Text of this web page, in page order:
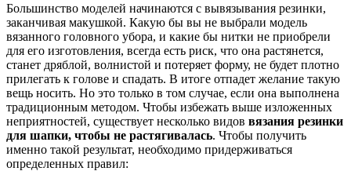
Большинство моделей начинаются с вывязывания резинки,
заканчивая макушкой. Какую бы вы не выбрали модель
вязанного головного убора, и какие бы нитки не приобрели
для его изготовления, всегда есть риск, что она растянется,
станет дряблой, волнистой и потеряет форму, не будет плотно
прилегать к голове и спадать. В итоге отпадет желание такую
вещь носить. Но это только в том случае, если она выполнена
традиционным методом. Чтобы избежать выше изложенных
неприятностей, существует несколько видов вязания резинки
для шапки, чтобы не растягивалась. Чтобы получить
именно такой результат, необходимо придерживаться
определенных правил: